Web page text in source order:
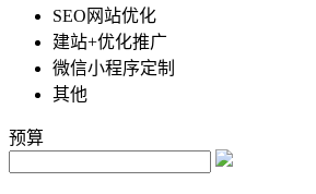
SEO网站优化
建站+优化推广
微信小程序定制
其他
预算